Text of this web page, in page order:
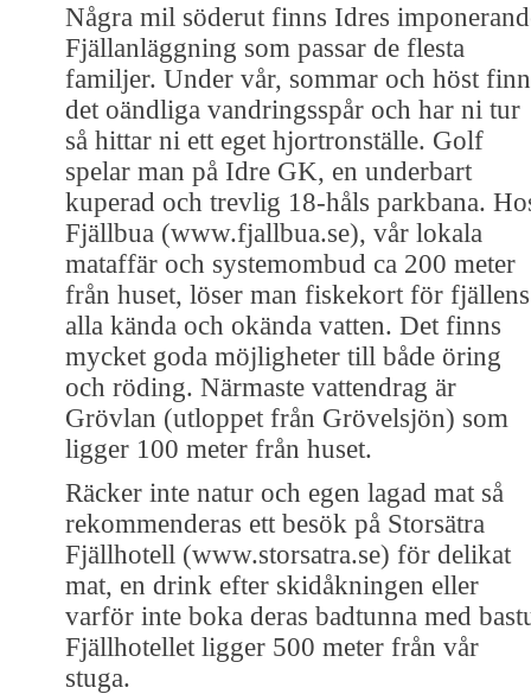
Några mil söderut finns Idres
Fjällanläggning som passar de flesta
familjer. Under vår, sommar och höst
det oändliga vandringsspår och har ni tur
så hittar ni ett eget hjortronställe. Golf
spelar man på Idre GK, en underbart
kuperad och trevlig 18-håls parkbana.
Fjällbua (www.fjallbua.se), vår lokala
mataffär och systemombud ca 200 meter
från huset, löser man fiskekort för fjällens
alla kända och okända vatten. Det finns
mycket goda möjligheter till både öring
och röding. Närmaste vattendrag är
Grövlan (utloppet från Grövelsjön) som
ligger 100 meter från huset.
Räcker inte natur och egen lagad mat så
rekommenderas ett besök på Storsätra
Fjällhotell (www.storsatra.se) för delikat
mat, en drink efter skidåkningen eller
varför inte boka deras badtunna med
Fjällhotellet ligger 500 meter från vår
stuga.